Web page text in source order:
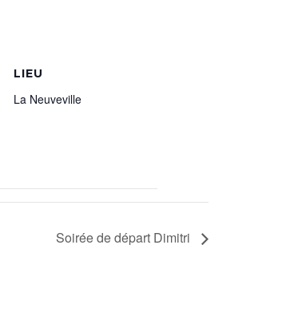
LIEU
La Neuveville
Soirée de départ Dimitri